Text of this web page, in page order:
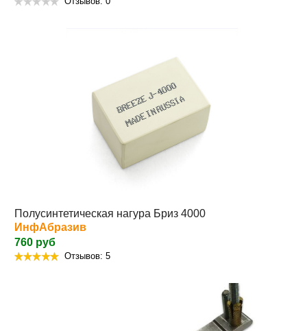
Полусинтетическая нагура Бриз 4000
ИнфАбразив
760 руб
Отзывов: 5